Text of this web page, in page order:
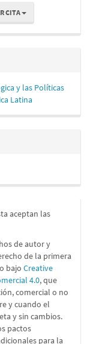
CITA
y las Políticas
Latina
aceptan las
de autor y
de la primera
bajo Creative
4.0, que
comercial o no
y cuando el
y sin cambios.
pactos
para la